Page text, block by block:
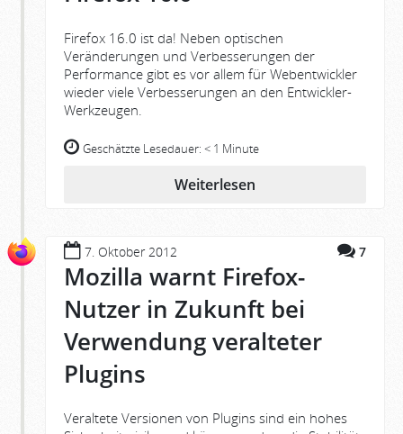
Firefox 16.0 ist da! Neben optischen
Veränderungen und Verbesserungen der
Performance gibt es vor allem für Webentwickler
wieder viele Verbesserungen an den Entwickler-
Werkzeugen.
Geschätzte Lesedauer: < 1 Minute
Weiterlesen
7. Oktober 2012 7
Mozilla warnt Firefox-
Nutzer in Zukunft bei
Verwendung veralteter
Plugins
Veraltete Versionen von Plugins sind ein hohes